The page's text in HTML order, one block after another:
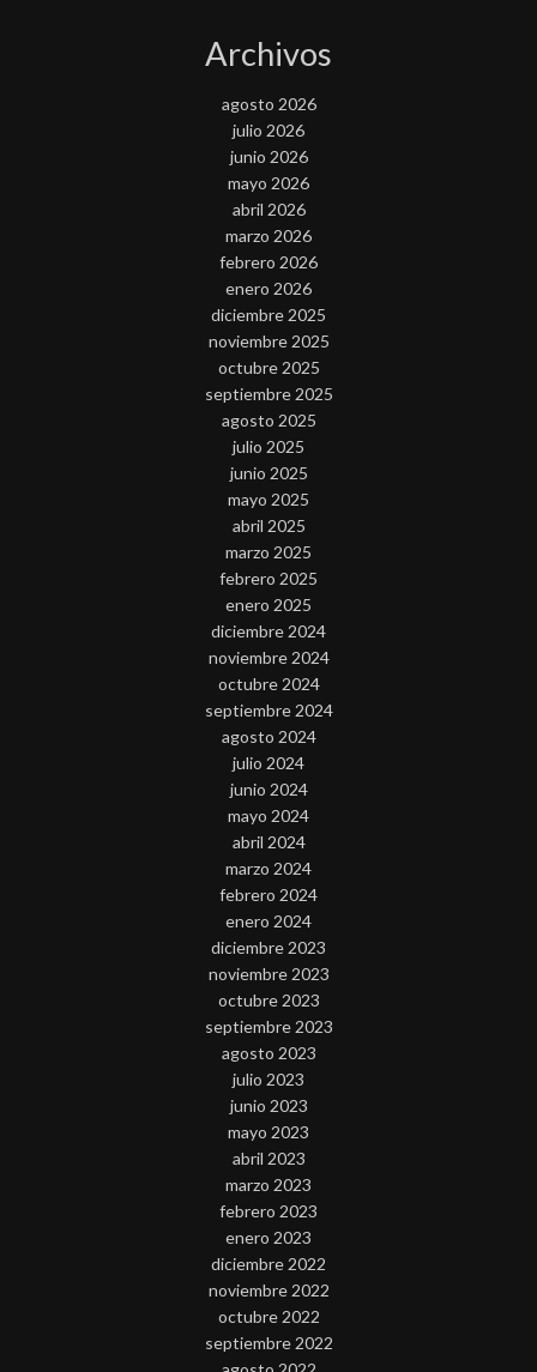
Archivos
agosto 2026
julio 2026
junio 2026
mayo 2026
abril 2026
marzo 2026
febrero 2026
enero 2026
diciembre 2025
noviembre 2025
octubre 2025
septiembre 2025
agosto 2025
julio 2025
junio 2025
mayo 2025
abril 2025
marzo 2025
febrero 2025
enero 2025
diciembre 2024
noviembre 2024
octubre 2024
septiembre 2024
agosto 2024
julio 2024
junio 2024
mayo 2024
abril 2024
marzo 2024
febrero 2024
enero 2024
diciembre 2023
noviembre 2023
octubre 2023
septiembre 2023
agosto 2023
julio 2023
junio 2023
mayo 2023
abril 2023
marzo 2023
febrero 2023
enero 2023
diciembre 2022
noviembre 2022
octubre 2022
septiembre 2022